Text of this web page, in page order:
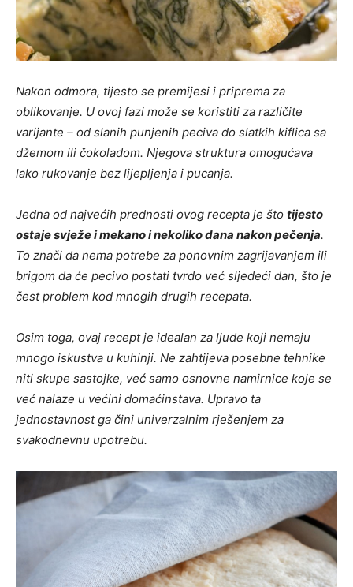
Nakon odmora, tijesto se premijesi i priprema za
oblikovanje. U ovoj fazi može se koristiti za različite
varijante – od slanih punjenih peciva do slatkih kiflica sa
džemom ili čokoladom. Njegova struktura omogućava
lako rukovanje bez lijepljenja i pucanja.
Jedna od najvećih prednosti ovog recepta je što tijesto
ostaje svježe i mekano i nekoliko dana nakon pečenja.
To znači da nema potrebe za ponovnim zagrijavanjem ili
brigom da će pecivo postati tvrdo već sljedeći dan, što je
čest problem kod mnogih drugih recepata.
Osim toga, ovaj recept je idealan za ljude koji nemaju
mnogo iskustva u kuhinji. Ne zahtijeva posebne tehnike
niti skupe sastojke, već samo osnovne namirnice koje se
već nalaze u većini domaćinstava. Upravo ta
jednostavnost ga čini univerzalnim rješenjem za
svakodnevnu upotrebu.